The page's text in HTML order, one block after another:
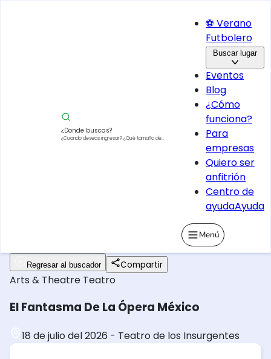
¿Donde buscas?
¿Cuando deseas ingresar?¿Qué tamaño de
⚽ Verano
Futbolero
Buscar lugar
Eventos
Blog
¿Cómo
funciona?
Para
empresas
Quiero ser
anfitrión
Centro de
ayudaAyuda
Menú
Regresar al buscador Compartir
Arts & Theatre Teatro
El Fantasma De La Ópera México
18 de julio del 2026 - Teatro de los Insurgentes